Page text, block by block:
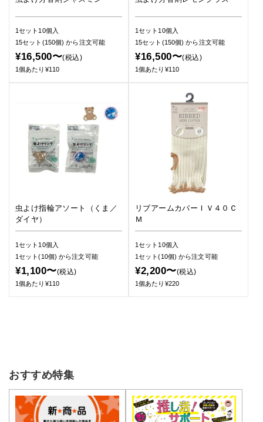
1セット10個入
15セット(150個)から注文可能
¥16,500〜(税込)
1個あたり¥110
1セット10個入
15セット(150個)から注文可能
¥16,500〜(税込)
1個あたり¥110
虫よけ指輪アソート（くま／
ダイヤ）
1セット10個入
1セット(10個)から注文可能
¥1,100〜(税込)
1個あたり¥110
リブアームカバーＩＶ４０Ｃ
Ｍ
1セット10個入
1セット(10個)から注文可能
¥2,200〜(税込)
1個あたり¥220
おすすめ特集